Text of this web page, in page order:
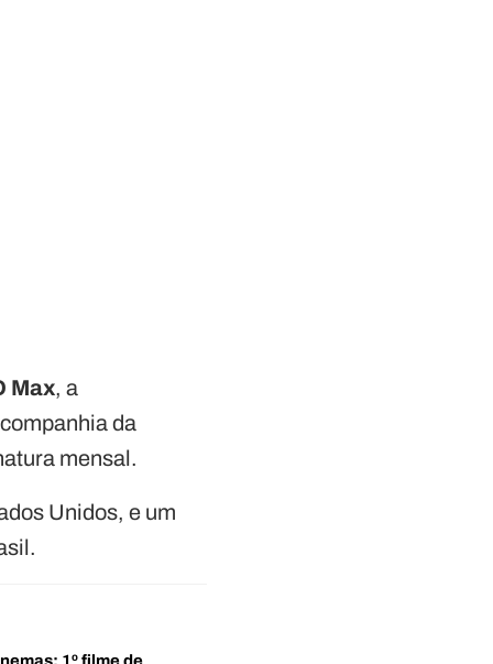
Max, a
da
mensal.
Unidos, e um
1º filme de